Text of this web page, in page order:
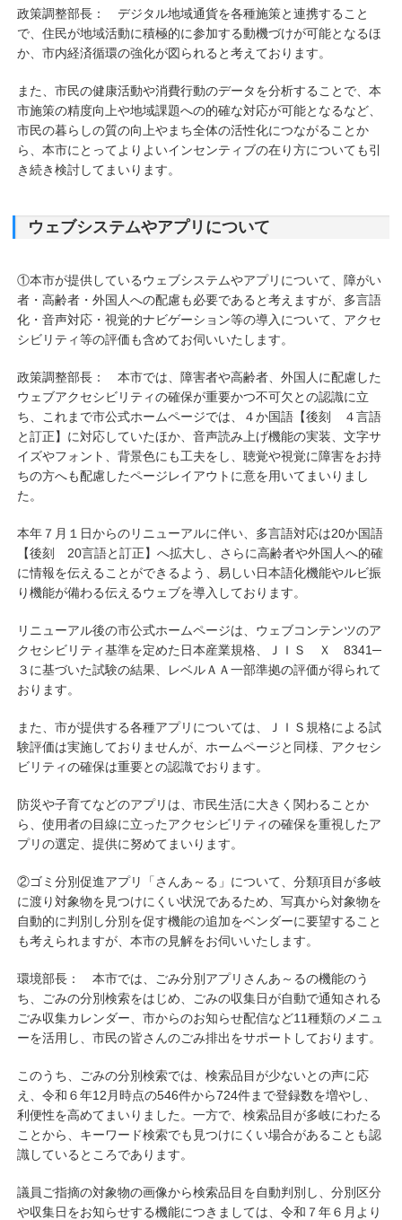
政策調整部長： デジタル地域通貨を各種施策と連携すること
で、住民が地域活動に積極的に参加する動機づけが可能となるほ
か、市内経済循環の強化が図られると考えております。
また、市民の健康活動や消費行動のデータを分析することで、本
市施策の精度向上や地域課題への的確な対応が可能となるなど、
市民の暮らしの質の向上やまち全体の活性化につながることか
ら、本市にとってよりよいインセンティブの在り方についても引
き続き検討してまいります。
ウェブシステムやアプリについて
①本市が提供しているウェブシステムやアプリについて、障がい
者・高齢者・外国人への配慮も必要であると考えますが、多言語
化・音声対応・視覚的ナビゲーション等の導入について、アクセ
シビリティ等の評価も含めてお伺いいたします。
政策調整部長： 本市では、障害者や高齢者、外国人に配慮した
ウェブアクセシビリティの確保が重要かつ不可欠との認識に立
ち、これまで市公式ホームページでは、４か国語【後刻 ４言語
と訂正】に対応していたほか、音声読み上げ機能の実装、文字サ
イズやフォント、背景色にも工夫をし、聴覚や視覚に障害をお持
ちの方へも配慮したページレイアウトに意を用いてまいりまし
た。
本年７月１日からのリニューアルに伴い、多言語対応は20か国語
【後刻 20言語と訂正】へ拡大し、さらに高齢者や外国人へ的確
に情報を伝えることができるよう、易しい日本語化機能やルビ振
り機能が備わる伝えるウェブを導入しております。
リニューアル後の市公式ホームページは、ウェブコンテンツのア
クセシビリティ基準を定めた日本産業規格、ＪＩＳ Ｘ 8341─
３に基づいた試験の結果、レベルＡＡ一部準拠の評価が得られて
おります。
また、市が提供する各種アプリについては、ＪＩＳ規格による試
験評価は実施しておりませんが、ホームページと同様、アクセシ
ビリティの確保は重要との認識でおります。
防災や子育てなどのアプリは、市民生活に大きく関わることか
ら、使用者の目線に立ったアクセシビリティの確保を重視したア
プリの選定、提供に努めてまいります。
②ゴミ分別促進アプリ「さんあ～る」について、分類項目が多岐
に渡り対象物を見つけにくい状況であるため、写真から対象物を
自動的に判別し分別を促す機能の追加をベンダーに要望すること
も考えられますが、本市の見解をお伺いいたします。
環境部長： 本市では、ごみ分別アプリさんあ～るの機能のう
ち、ごみの分別検索をはじめ、ごみの収集日が自動で通知される
ごみ収集カレンダー、市からのお知らせ配信など11種類のメニュ
ーを活用し、市民の皆さんのごみ排出をサポートしております。
このうち、ごみの分別検索では、検索品目が少ないとの声に応
え、令和６年12月時点の546件から724件まで登録数を増やし、
利便性を高めてまいりました。一方で、検索品目が多岐にわたる
ことから、キーワード検索でも見つけにくい場合があることも認
識しているところであります。
議員ご指摘の対象物の画像から検索品目を自動判別し、分別区分
や収集日をお知らせする機能につきましては、令和７年６月より